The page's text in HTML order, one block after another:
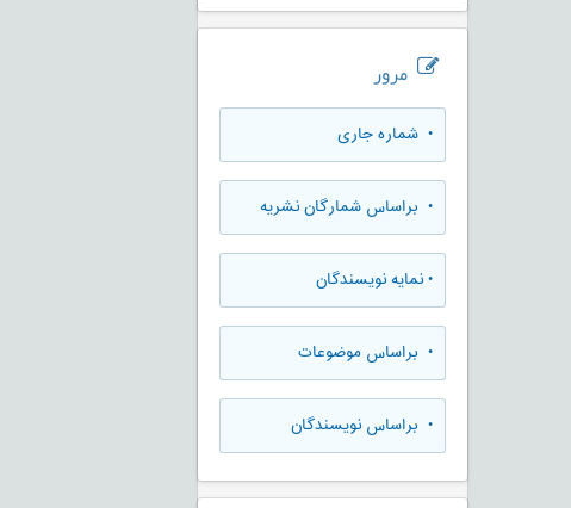
مرور
• شماره جاری
• براساس شمارگان نشریه
•نمایه نویسندگان
• براساس موضوعات
• براساس نویسندگان